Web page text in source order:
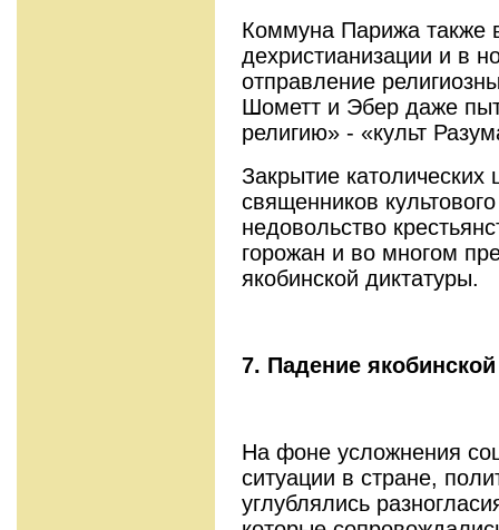
Коммуна Парижа также
дехристианизации и в
отправление
Шометт и Эбер даже
религию» - «культ
Закрытие
священников
недовольство
горожан и во многом
якобинской диктатуры.
7. Падение
На фоне усложнения
ситуации в стране,
углублялись